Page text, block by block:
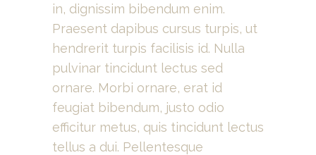
in, dignissim bibendum enim.
Praesent dapibus cursus turpis, ut
hendrerit turpis facilisis id. Nulla
pulvinar tincidunt lectus sed
ornare. Morbi ornare, erat id
feugiat bibendum, justo odio
efficitur metus, quis tincidunt lectus
tellus a dui. Pellentesque